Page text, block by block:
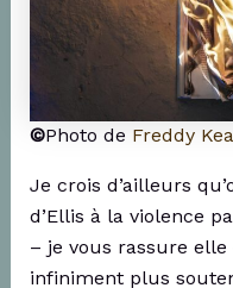
©Photo de Freddy
Je crois d’ailleurs
d’Ellis à la violence
– je vous rassure elle
infiniment plus